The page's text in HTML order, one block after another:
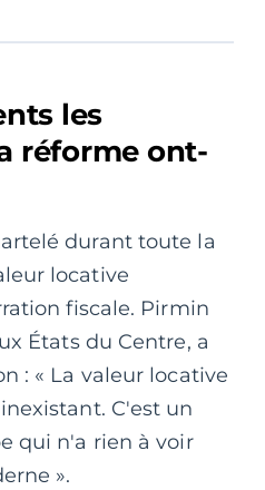
les
réforme ont-
durant toute la
locative
fiscale. Pirmin
États du Centre, a
: « La valeur locative
C'est un
qui n'a rien à voir
».